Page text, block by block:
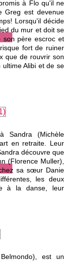
à Flo qu'il ne
Greg est devenue
Lorsqu'il décide
du mur et doit se
son père escroc et
fort de ruiner
que de rouvrir son
Alibi et de se
Sandra (Michèle
en retraite. Leur
découvre que
(Florence Muller),
sa sœur Danie
les deux
à la danse, leur
est un